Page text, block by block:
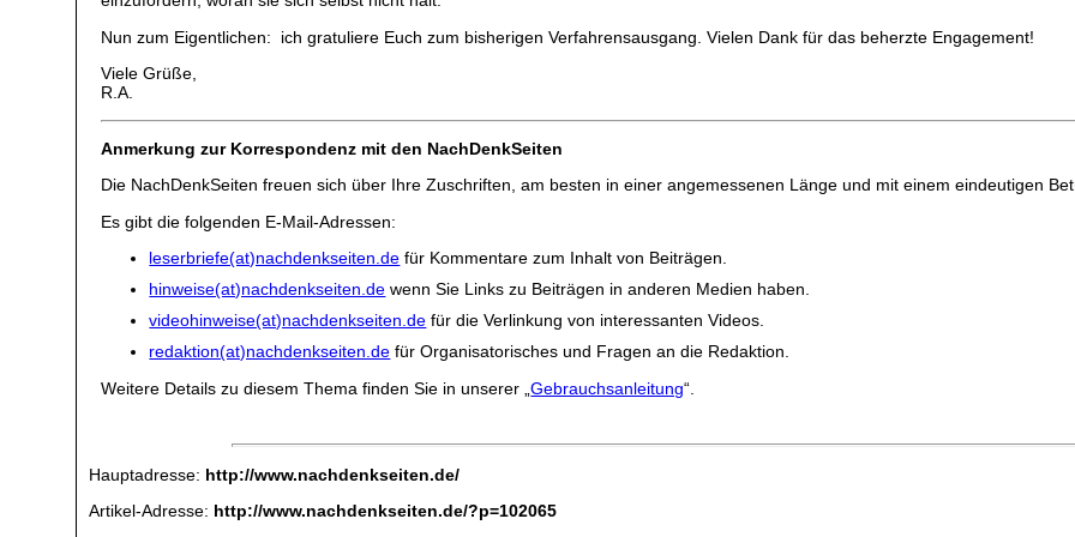
Nun zum Eigentlichen: ich gratuliere Euch zum bisherigen Verfahrensausgang. Vielen Dank für das beherzte Engagement!
Viele Grüße,
R.A.
Anmerkung zur Korrespondenz mit den NachDenkSeiten
Die NachDenkSeiten freuen sich über Ihre Zuschriften, am besten in einer angemessenen Länge und mit einem eindeutigen
Es gibt die folgenden E-Mail-Adressen:
leserbriefe(at)nachdenkseiten.de für Kommentare zum Inhalt von Beiträgen.
hinweise(at)nachdenkseiten.de wenn Sie Links zu Beiträgen in anderen Medien haben.
videohinweise(at)nachdenkseiten.de für die Verlinkung von interessanten Videos.
redaktion(at)nachdenkseiten.de für Organisatorisches und Fragen an die Redaktion.
Weitere Details zu diesem Thema finden Sie in unserer „Gebrauchsanleitung“.
Hauptadresse: http://www.nachdenkseiten.de/
Artikel-Adresse: http://www.nachdenkseiten.de/?p=102065